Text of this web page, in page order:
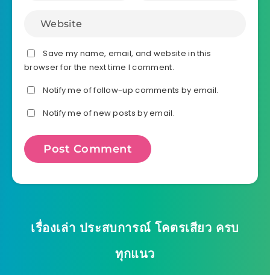
Save my name, email, and website in this
browser for the next time I comment.
Notify me of follow-up comments by email.
Notify me of new posts by email.
เรื่องเล่า ประสบการณ์ โคตรเสียว ครบ
ทุกแนว